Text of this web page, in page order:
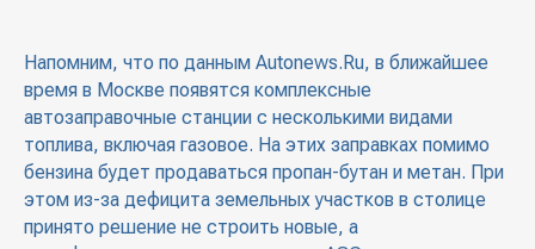
Напомним, что по данным Autonews.Ru, в ближайшее
время в Москве появятся комплексные
автозаправочные станции с несколькими видами
топлива, включая газовое. На этих заправках помимо
бензина будет продаваться пропан-бутан и метан. При
этом из-за дефицита земельных участков в столице
принято решение не строить новые, а